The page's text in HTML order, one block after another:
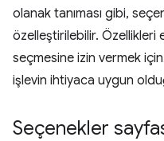
olanak tanıması gibi,
özelleştirilebilir. Özellikleri
seçmesine izin vermek
işlevin ihtiyaca uygun
Seçenekler